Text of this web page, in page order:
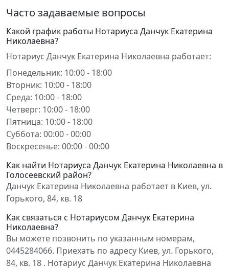
Часто задаваемые вопросы
Какой график работы Нотариуса Данчук Екатерина
Николаевна?
Нотариус Данчук Екатерина Николаевна работает:
Понедельник: 10:00 - 18:00
Вторник: 10:00 - 18:00
Среда: 10:00 - 18:00
Четверг: 10:00 - 18:00
Пятница: 10:00 - 18:00
Суббота: 00:00 - 00:00
Воскресенье: 00:00 - 00:00
Как найти Нотариуса Данчук Екатерина Николаевна в
Голосеевский район?
Данчук Екатерина Николаевна работает в Киев, ул.
Горького, 84, кв. 18
Как связаться с Нотариусом Данчук Екатерина
Николаевна?
Вы можете позвонить по указанным номерам,
0445284066. Приехать по адресу Киев, ул. Горького,
84, кв. 18 . Нотариус Данчук Екатерина Николаевна